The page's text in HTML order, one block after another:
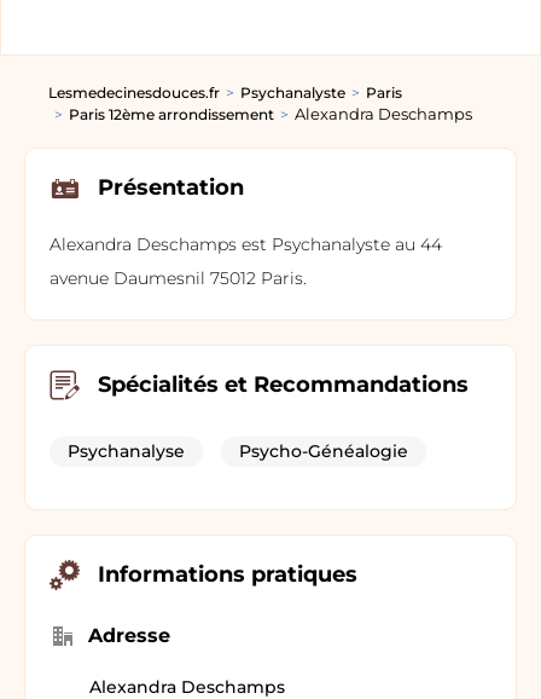
Lesmedecinesdouces.fr Psychanalyste
Paris
Paris 12ème arrondissement
Alexandra Deschamps
Présentation
Alexandra Deschamps est Psychanalyste au 44
avenue Daumesnil 75012 Paris.
Spécialités et Recommandations
Psychanalyse Psycho-Généalogie
Informations pratiques
Adresse
Alexandra Deschamps